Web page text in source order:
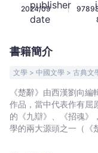
著）、
（編）
-
宇
宙
｜
2024/09 |
書籍簡介
文學 > 中國文學 > 古典文
《楚辭》由西漢劉向
作品，當中代表作有屈
的《九辯》、《招魂》
學的兩大源頭之一（《